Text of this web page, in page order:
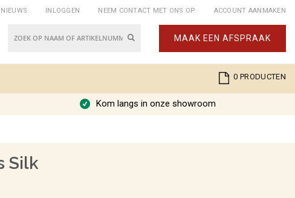
NIEUWS INLOGGEN NEEM CONTACT MET ONS OP ACCOUNT AANMAKEN
Cart
0 PRODUCTEN
Zoek MAAK EEN AFSPRAAK
Kom langs in onze showroom
Silk